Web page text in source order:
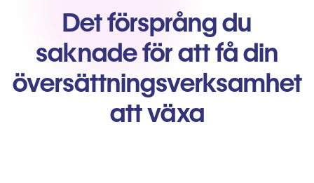
Det försprång du
saknade för att få din
översättningsverksamhet
att växa